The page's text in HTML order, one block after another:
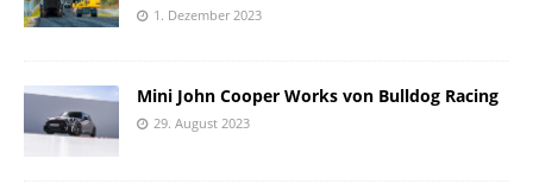
1. Dezember 2023
Mini John Cooper Works von Bulldog Racing
29. August 2023